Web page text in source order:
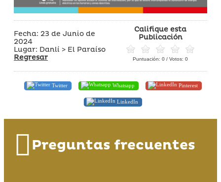
Fecha: 23 de Junio de
2024
Lugar: Danlí > El Paraíso
Regresar
Califique esta
Publicación
Puntuación: 0 / Votos: 0
Twitter Whatsapp Pinterest
LinkedIn
Preguntas frecuentes